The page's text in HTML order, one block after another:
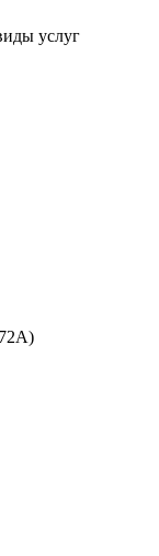
услуг